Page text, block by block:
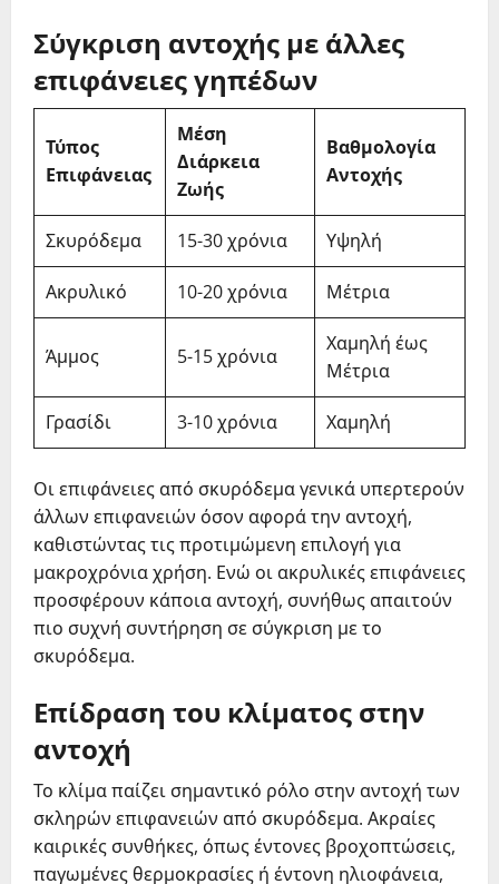
Σύγκριση αντοχής με άλλες
επιφάνειες γηπέδων
Τύπος
Επιφάνειας
Μέση
Διάρκεια
Ζωής
Βαθμολογία
Αντοχής
Σκυρόδεμα 15-30 χρόνια Υψηλή
Ακρυλικό 10-20 χρόνια Μέτρια
Άμμος 5-15 χρόνια
Χαμηλή έως
Μέτρια
Γρασίδι 3-10 χρόνια Χαμηλή
Οι επιφάνειες από σκυρόδεμα γενικά υπερτερούν
άλλων επιφανειών όσον αφορά την αντοχή,
καθιστώντας τις προτιμώμενη επιλογή για
μακροχρόνια χρήση. Ενώ οι ακρυλικές επιφάνειες
προσφέρουν κάποια αντοχή, συνήθως απαιτούν
πιο συχνή συντήρηση σε σύγκριση με το
σκυρόδεμα.
Επίδραση του κλίματος στην
αντοχή
Το κλίμα παίζει σημαντικό ρόλο στην αντοχή των
σκληρών επιφανειών από σκυρόδεμα. Ακραίες
καιρικές συνθήκες, όπως έντονες βροχοπτώσεις,
παγωμένες θερμοκρασίες ή έντονη ηλιοφάνεια,